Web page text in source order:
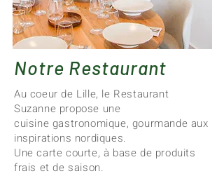
Notre Restaurant
Au coeur de Lille, le Restaurant
Suzanne propose une
cuisine gastronomique, gourmande aux
inspirations nordiques.
Une carte courte, à base de produits
frais et de saison.